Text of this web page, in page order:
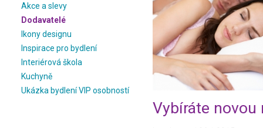
Akce a slevy
Dodavatelé
Ikony designu
Inspirace pro bydlení
Interiérová škola
Kuchyně
Ukázka bydlení VIP osobností
Vybíráte novou